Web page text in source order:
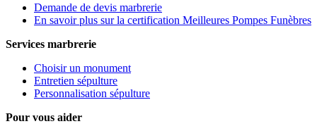
Demande de devis marbrerie
En savoir plus sur la certification Meilleures Pompes Funèbres
Services marbrerie
Choisir un monument
Entretien sépulture
Personnalisation sépulture
Pour vous aider